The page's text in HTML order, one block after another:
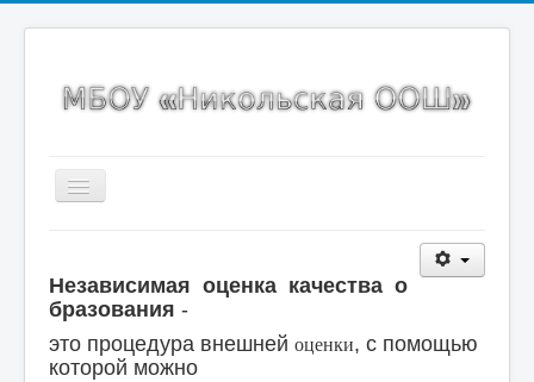
Включить/
выключить
Сведения об образовательной организации
Карта сайта
Независимая оценка качества о
бразования -
это процедура внешней оценки, с помощью
которой можно